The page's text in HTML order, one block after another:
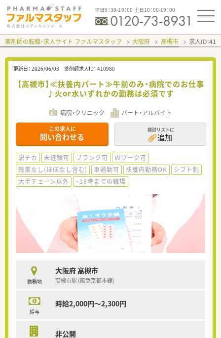
平日9：30-19：00 土日10：00-19：00
薬剤師の転職・求人サイト ファルマスタッフ 大阪府 高槻市 求人ID：
更新日： 2026/06/03 薬剤師求人ID： 410980
【高槻市】≪扶養内パート≫午前のみ・病院でのお仕事
♪火or水いずれかの勤務は必須です
病院・クリニック パート・アルバイト
この求人に
問い合わせる
検討リストに
追加
駅チカ 未経験可 ブランク可
Ｗワーク可
残業なし(ほぼなし含む)
車通勤可 扶養内勤務OK
シフト制
大手チェーン以外
~18時までの職場
勤務地
大阪府 高槻市
高槻市駅 (阪急京都本線)
給与
時給2,000円～2,300円
非公開